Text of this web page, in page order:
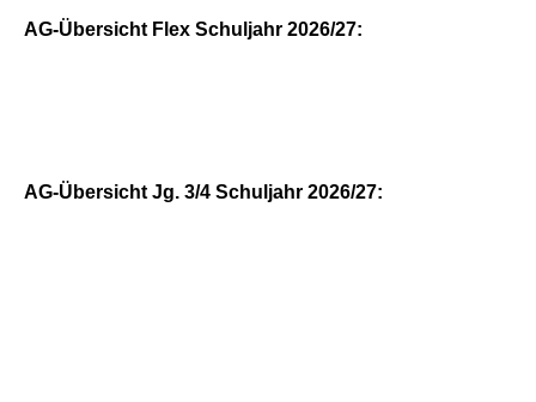
AG-Übersicht Flex Schuljahr 2026/27:
AG-Übersicht Jg. 3/4 Schuljahr 2026/27: